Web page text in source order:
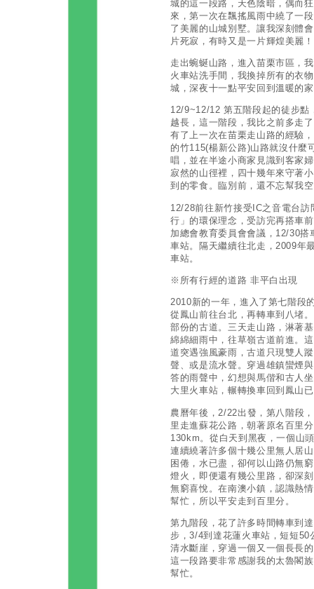
城的這一段路，天色陰暗，偶而
來，第一次在飄搖風雨中繞了一
了美麗的山城別墅。讓我深刻體
片死寂，有時又是一片輝煌美麗
走出蜿蜒山路，進入苗栗市區，
火車站洗手間，我換掉所有的衣
城，深夜十一點平安回到溫暖的
12/9~12/12 第五階段起的徒步點
越長，這一階段，我比之前多走
有了上一次在苗栗走山路的經驗
的竹115(楊新公路)山路就沒什麼
唱，並在半途小商家見識到客家
寂然的山徑裡，四十幾年來守著
到的零食。臨別前，還不忘幫我
12/28前往新竹接受IC之音電台
行」的環保理念，受訪完再搭車
加總會教育委員會會議，12/30
車站。隔天繼續往北走，2009年
車站。
※所有行經的道路 非平白出現
2010新的一年，進入了第七階段
從鳳山前往台北，再轉車到八堵
部份的古道。三天走山路，淋著
綿綿細雨中，往草嶺古道前進。
道突遇強風豪雨，古道只現雙人
聲、或是流水聲。穿過雄鎮蠻煙
答的雨聲中，幻想與馬偕和古人
大里火車站，輾轉換車回到鳳山
農曆年後，2/22出發，第八階段
里走進蘇花公路，朝著原名百里
130km。從白天到黑夜，一個山
連續繞著許多個十幾公里無人居
困倦，水已盡，卻何以山路仍無
燈火，即便還有幾公里路，卻深
無窮喜悅。在南澳小鎮，認識熱
幫忙，所以平安走到百里分。
第九階段，花了許多時間轉車到
步，3/4到達花蓮火車站，短短
清水斷崖，穿過一個又一個長長
這一段路要非常感謝我的太魯閣
幫忙。